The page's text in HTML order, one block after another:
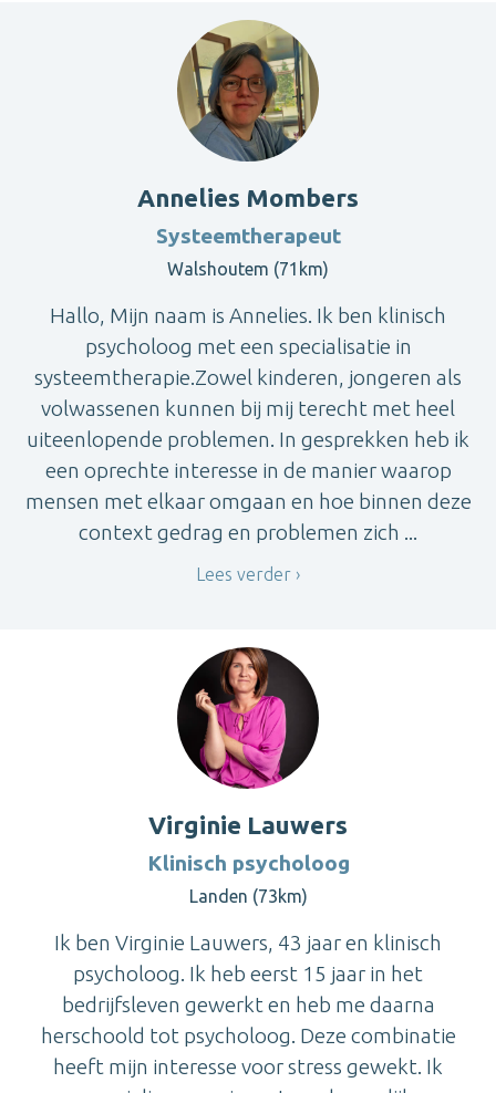
Annelies Mombers
Systeemtherapeut
Walshoutem (71km)
Hallo, Mijn naam is Annelies. Ik ben klinisch
psycholoog met een specialisatie in
systeemtherapie.Zowel kinderen, jongeren als
volwassenen kunnen bij mij terecht met heel
uiteenlopende problemen. In gesprekken heb ik
een oprechte interesse in de manier waarop
mensen met elkaar omgaan en hoe binnen deze
context gedrag en problemen zich ...
Lees verder
Virginie Lauwers
Klinisch psycholoog
Landen (73km)
Ik ben Virginie Lauwers, 43 jaar en klinisch
psycholoog. Ik heb eerst 15 jaar in het
bedrijfsleven gewerkt en heb me daarna
herschoold tot psycholoog. Deze combinatie
heeft mijn interesse voor stress gewekt. Ik